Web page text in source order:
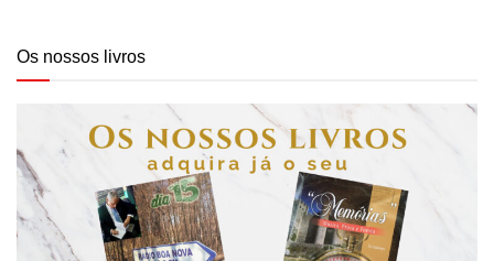
Os nossos livros